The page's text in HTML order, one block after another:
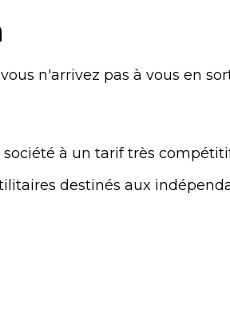
n'arrivez pas à vous en
à un tarif très
destinés aux